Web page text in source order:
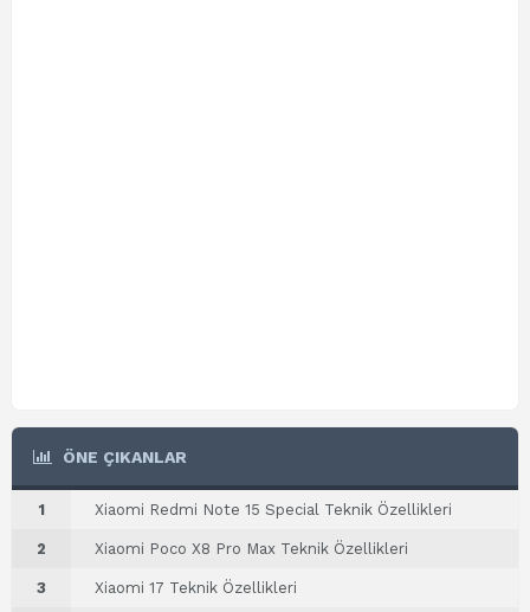
ÖNE ÇIKANLAR
1 Xiaomi Redmi Note 15 Special Teknik Özellikleri
2 Xiaomi Poco X8 Pro Max Teknik Özellikleri
3 Xiaomi 17 Teknik Özellikleri